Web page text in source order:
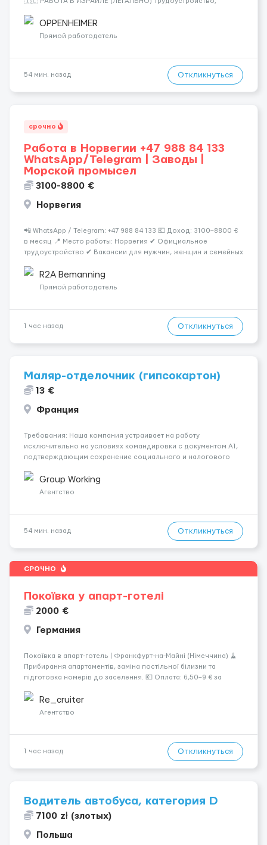
развитой и цивилизованной стране? Хотите получать досто...
OPPENHEIMER
Прямой работодатель
54 мин. назад Откликнуться
срочно
Работа в Норвегии +47 988 84 133
WhatsApp/Telegram | Заводы |
Морской промысел
3100-8800 €
Норвегия
📲 WhatsApp / Telegram: +47 988 84 133 💶 Доход: 3100–8800 €
в месяц 📍 Место работы: Норвегия ✔ Официальное
трудоустройство ✔ Вакансии для мужчин, женщин и семейных
✔ Помощь с оформлением рабочей визы D и ВНЖ 📅 Идёт
приём...
R2A Bemanning
Прямой работодатель
1 час назад Откликнуться
Маляр-отделочник (гипсокартон)
13 €
Франция
Требования: Наша компания устраивает на работу
исключительно на условиях командировки с документом A1,
подтверждающим сохранение социального и налогового
A1 могут получить граждане стран с упрощенным доступом к
рынку труда ЕС (Укра...
Group Working
Агентство
54 мин. назад Откликнуться
СРОЧНО
Покоївка у апарт-готелі
2000 €
Германия
Покоївка в апарт-готель | Франкфурт-на-Майні (Німеччина) 🧹
Прибирання апартаментів, заміна постільної білизни та
підготовка номерів до заселення. 💶 Оплата: 6,50–9 € за
близько 2000 € на місяць (після вирахув...
Re_cruiter
Агентство
1 час назад Откликнуться
Водитель автобуса, категория D
7100 zł (злотых)
Польша